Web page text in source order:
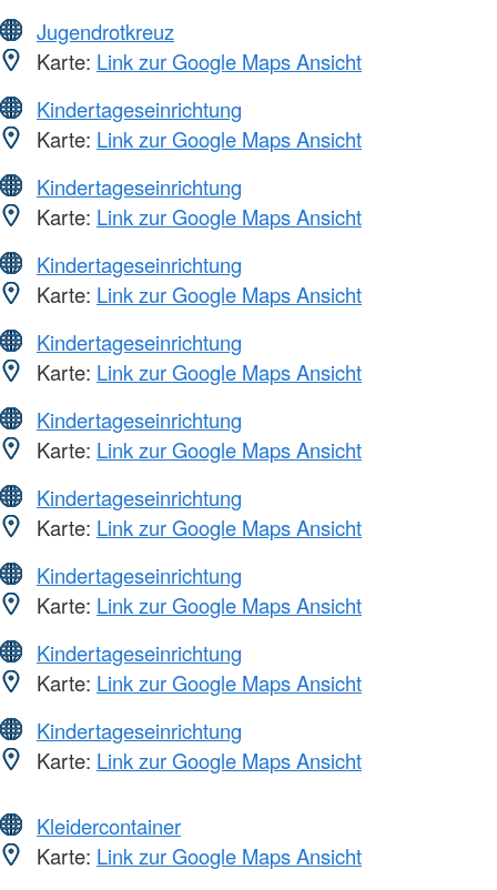
Jugendrotkreuz
Karte: Link zur Google Maps Ansicht
Kindertageseinrichtung
Karte: Link zur Google Maps Ansicht
Kindertageseinrichtung
Karte: Link zur Google Maps Ansicht
Kindertageseinrichtung
Karte: Link zur Google Maps Ansicht
Kindertageseinrichtung
Karte: Link zur Google Maps Ansicht
Kindertageseinrichtung
Karte: Link zur Google Maps Ansicht
Kindertageseinrichtung
Karte: Link zur Google Maps Ansicht
Kindertageseinrichtung
Karte: Link zur Google Maps Ansicht
Kindertageseinrichtung
Karte: Link zur Google Maps Ansicht
Kindertageseinrichtung
Karte: Link zur Google Maps Ansicht
Kleidercontainer
Karte: Link zur Google Maps Ansicht